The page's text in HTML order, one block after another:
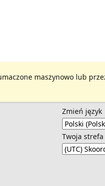
maszynowo lub
Zmień język
Twoja strefa